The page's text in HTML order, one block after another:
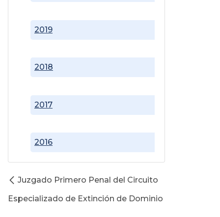
2016
2017
2018
2019
Juzgado Primero Penal del Circuito
Especializado de Extinción de Dominio